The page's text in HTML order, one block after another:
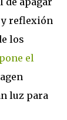
reflexión
los
pone el
luz para